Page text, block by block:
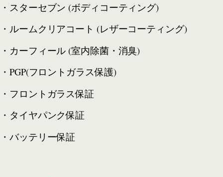
・スターセブン (ボディコーティング)
・ルームクリアコート (レザーコーティング)
・カーフィール (室内除菌・消臭)
・PGP(フロントガラス保護)
・フロントガラス保証
・タイヤパンク保証
・バッテリー保証